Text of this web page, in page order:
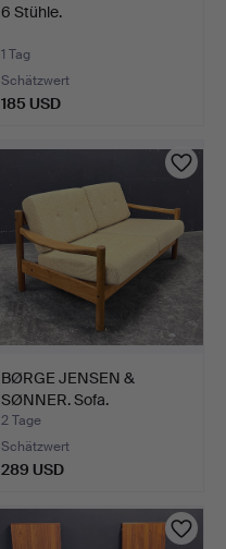
6 Stühle.
1 Tag
Schätzwert
185 USD
BØRGE JENSEN &
SØNNER. Sofa.
2 Tage
Schätzwert
289 USD